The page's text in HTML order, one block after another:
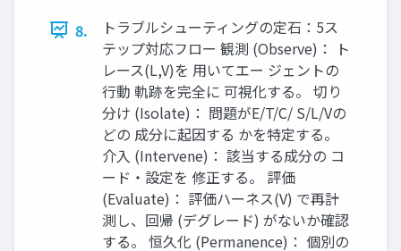
8.
トラブルシューティングの定石：5ス
テップ対応フロー 観測 (Observe)： ト
レース(L,V)を 用いてエー ジェントの
行動 軌跡を完全に 可視化する。 切り
分け (Isolate)： 問題がE/T/C/ S/L/Vの
どの 成分に起因する かを特定する。
介入 (Intervene)： 該当する成分の コ
ード・設定を 修正する。 評価
(Evaluate)： 評価ハーネス(V) で再計
測し、回帰 (デグレード) がないか確認
する。 恒久化 (Permanence)： 個別の